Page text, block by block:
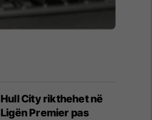
Hull City rikthehet në
Ligën Premier pas